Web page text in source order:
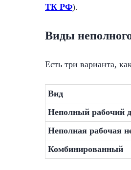
ТК РФ).
Виды
Есть три варианта,
Вид
Неполный рабочий
Неполная рабочая
Комбинированный